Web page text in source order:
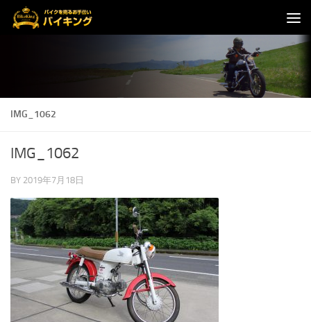
コンテンツへスキップ
IMG_1062
IMG_1062
BY 2019年7月18日